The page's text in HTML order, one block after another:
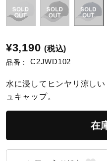
バレーボール
陸上競技
¥3,190 (税込)
品番： C2JWD102
水に浸してヒンヤリ涼し
ュキャップ。
在